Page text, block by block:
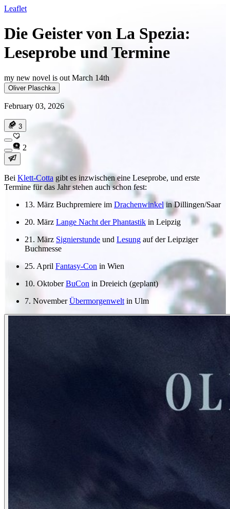
Leaflet
Die Geister von La Spezia:
Leseprobe und Termine
my new novel is out March 14th
Oliver Plaschka
February 03, 2026
3
2
Bei Klett-Cotta gibt es inzwischen eine Leseprobe, und erste
Termine für das Jahr stehen auch schon fest:
13. März Buchpremiere im Drachenwinkel in Dillingen/Saar
20. März Lange Nacht der Phantastik in Leipzig
21. März Signierstunde und Lesung auf der Leipziger
Buchmesse
25. April Fantasy-Con in Wien
10. OktoberBuCon in Dreieich (geplant)
7. NovemberÜbermorgenwelt in Ulm